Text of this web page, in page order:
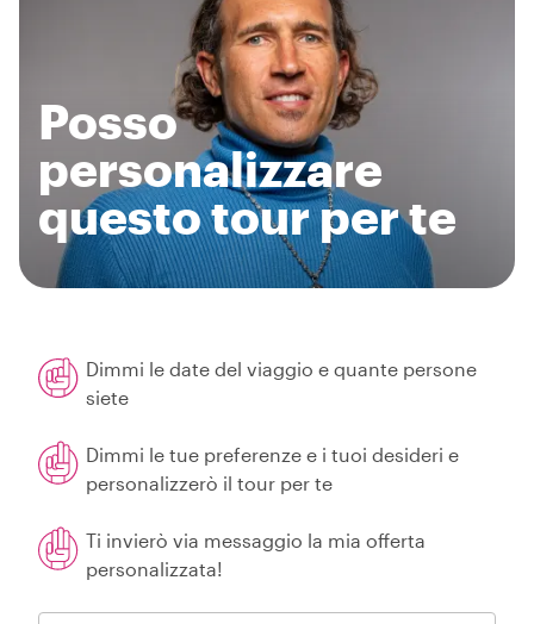
Posso
personalizzare
questo tour per te
Dimmi le date del viaggio e quante persone
siete
Dimmi le tue preferenze e i tuoi desideri e
personalizzerò il tour per te
Ti invierò via messaggio la mia offerta
personalizzata!